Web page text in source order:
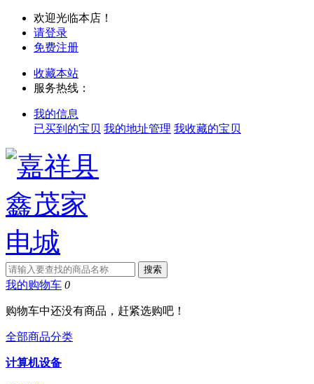
欢迎光临本店！
请登录
免费注册
收藏本站
服务热线：
我的信息
已买到的宝贝 我的地址管理 我收藏的宝贝
我的购物车 0
购物车中还没有商品，赶紧选购吧！
全部商品分类
计算机设备